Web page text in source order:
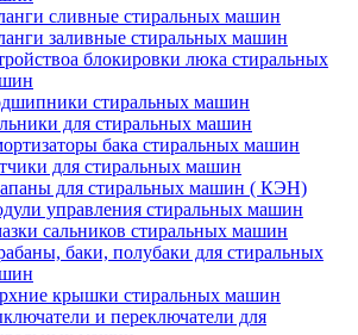
сливные стиральных машин
заливные стиральных машин
блокировки люка стиральных
стиральных машин
для стиральных машин
бака стиральных машин
для стиральных машин
для стиральных машин ( КЭН)
управления стиральных машин
сальников стиральных машин
баки, полубаки для стиральных
крышки стиральных машин
и переключатели для